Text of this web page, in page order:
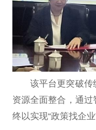
该平台更突破传
资源全面整合，通
终以实现“政策找企业